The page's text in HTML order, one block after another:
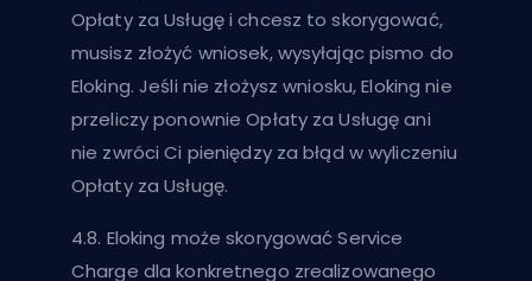
Opłaty za Usługę i chcesz to skorygować,
musisz złożyć wniosek, wysyłając pismo do
Eloking. Jeśli nie złożysz wniosku, Eloking nie
przeliczy ponownie Opłaty za Usługę ani
nie zwróci Ci pieniędzy za błąd w wyliczeniu
Opłaty za Usługę.
4.8. Eloking może skorygować Service
Charge dla konkretnego zrealizowanego